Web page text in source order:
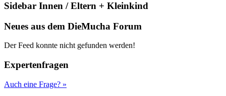
Sidebar Innen / Eltern + Kleinkind
Neues aus dem DieMucha Forum
Der Feed konnte nicht gefunden werden!
Expertenfragen
Auch eine Frage? »